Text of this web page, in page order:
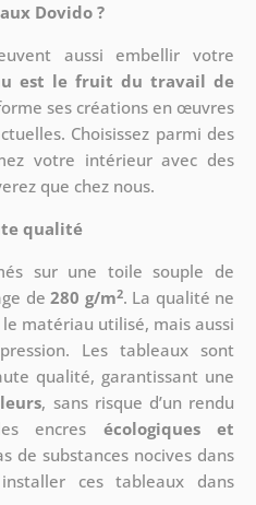
Dovido ?
aussi embellir votre
est le fruit du travail de
ses créations en œuvres
Choisissez parmi des
votre intérieur avec des
que chez nous.
qualité
sur une toile souple de
de280 g/m2. La qualité ne
matériau utilisé, mais aussi
Les tableaux sont
qualité, garantissant une
, sans risque d’un rendu
encres écologiques et
de substances nocives dans
ces tableaux dans